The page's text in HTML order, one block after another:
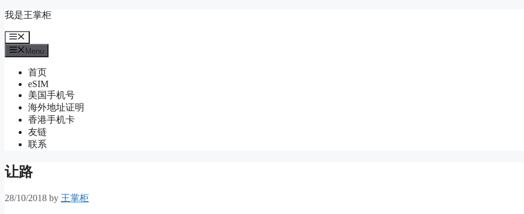
Skip
content
我是王掌柜
Menu
Menu
首页
eSIM
美国手机号
海外地址证明
香港手机卡
友链
联系
让路
28/10/2018 by 王掌柜